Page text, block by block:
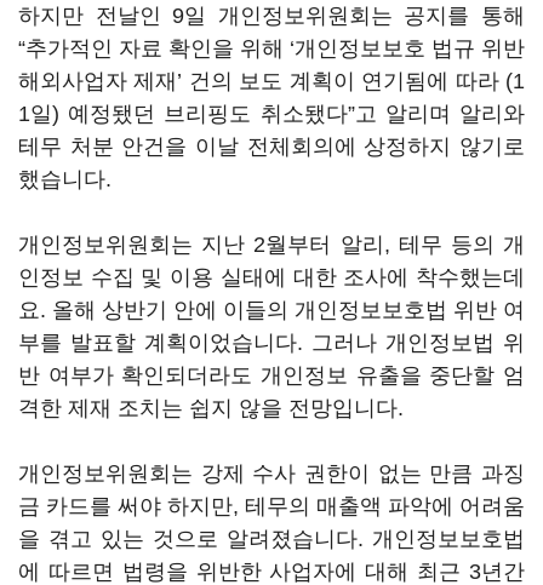
하지만 전날인 9일 개인정보위원회는 공지를 통해
“추가적인 자료 확인을 위해 ‘개인정보보호 법규 위반
해외사업자 제재’ 건의 보도 계획이 연기됨에 따라 (1
1일) 예정됐던 브리핑도 취소됐다”고 알리며 알리와
테무 처분 안건을 이날 전체회의에 상정하지 않기로
했습니다.
개인정보위원회는 지난 2월부터 알리, 테무 등의 개
인정보 수집 및 이용 실태에 대한 조사에 착수했는데
요. 올해 상반기 안에 이들의 개인정보보호법 위반 여
부를 발표할 계획이었습니다. 그러나 개인정보법 위
반 여부가 확인되더라도 개인정보 유출을 중단할 엄
격한 제재 조치는 쉽지 않을 전망입니다.
개인정보위원회는 강제 수사 권한이 없는 만큼 과징
금 카드를 써야 하지만, 테무의 매출액 파악에 어려움
을 겪고 있는 것으로 알려졌습니다. 개인정보보호법
에 따르면 법령을 위반한 사업자에 대해 최근 3년간